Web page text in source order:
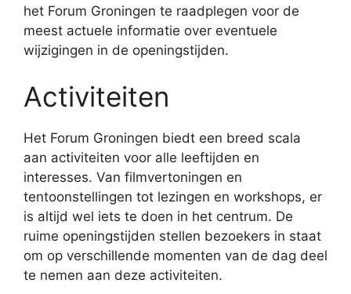
het Forum Groningen te raadplegen voor de
meest actuele informatie over eventuele
wijzigingen in de openingstijden.
Activiteiten
Het Forum Groningen biedt een breed scala
aan activiteiten voor alle leeftijden en
interesses. Van filmvertoningen en
tentoonstellingen tot lezingen en workshops, er
is altijd wel iets te doen in het centrum. De
ruime openingstijden stellen bezoekers in staat
om op verschillende momenten van de dag deel
te nemen aan deze activiteiten.